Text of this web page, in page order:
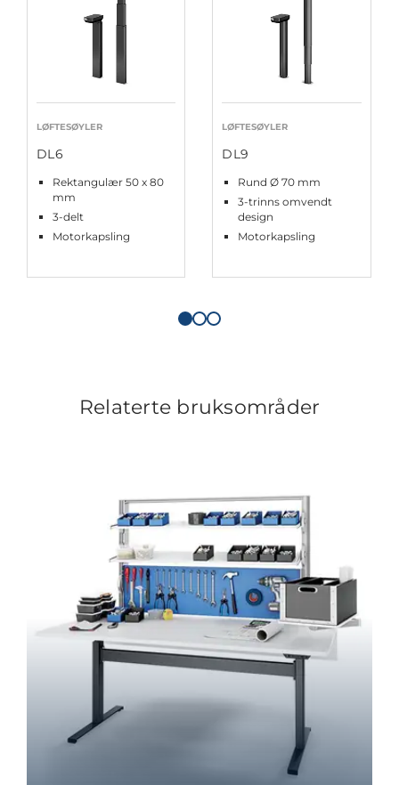
LØFTESØYLER
DL6
Rektangulær 50 x 80
mm
3-delt
Motorkapsling
LØFTESØYLER
DL9
Rund Ø 70 mm
3-trinns omvendt
design
Motorkapsling
Relaterte bruksområder